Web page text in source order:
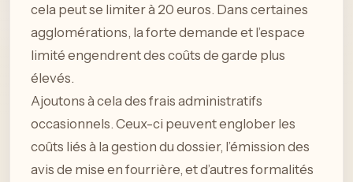
cela peut se limiter à 20 euros. Dans certaines
agglomérations, la forte demande et l’espace
limité engendrent des coûts de garde plus
élevés.
Ajoutons à cela des frais administratifs
occasionnels. Ceux-ci peuvent englober les
coûts liés à la gestion du dossier, l’émission des
avis de mise en fourrière, et d’autres formalités